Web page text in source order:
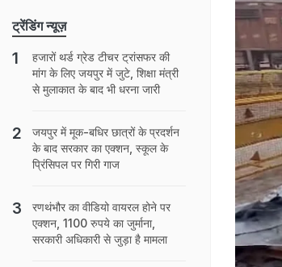
ट्रेंडिंग न्यूज़
हजारों थर्ड ग्रेड टीचर ट्रांसफर की
मांग के लिए जयपुर में जुटे, शिक्षा मंत्री
से मुलाकात के बाद भी धरना जारी
जयपुर में मूक-बधिर छात्रों के प्रदर्शन
के बाद सरकार का एक्शन, स्कूल के
प्रिंसिपल पर गिरी गाज
रणथंभौर का वीडियो वायरल होने पर
एक्शन, 1100 रुपये का जुर्माना,
सरकारी अधिकारी से जुड़ा है मामला